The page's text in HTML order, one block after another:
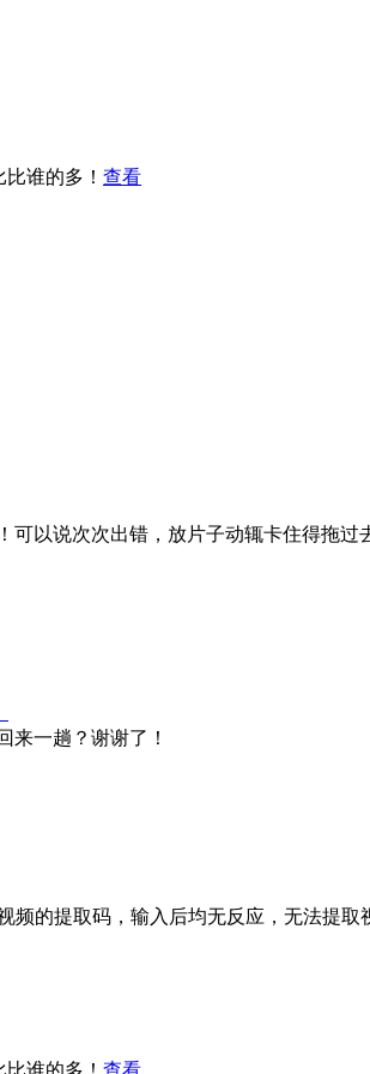
谁的多！ 查看
以说次次出错，放片子动辄卡住得拖
来一趟？谢谢了！
频的提取码，输入后均无反应，无法提取
谁的多！ 查看